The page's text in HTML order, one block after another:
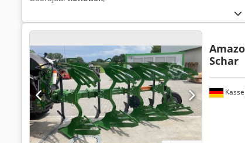
Kassel
Schar